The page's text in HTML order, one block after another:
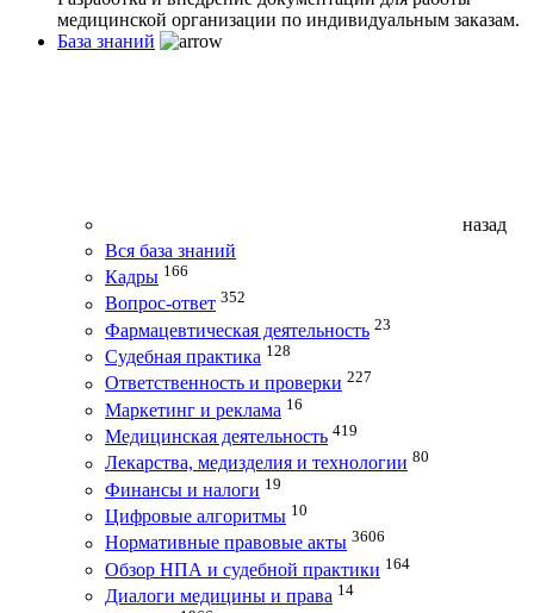
медицинской организации по индивидуальным заказам.
База знаний
назад
Вся база знаний
Кадры 166
Вопрос-ответ 352
Фармацевтическая деятельность 23
Судебная практика 128
Ответственность и проверки 227
Маркетинг и реклама 16
Медицинская деятельность 419
Лекарства, медизделия и технологии 80
Финансы и налоги 19
Цифровые алгоритмы 10
Нормативные правовые акты 3606
Обзор НПА и судебной практики 164
Диалоги медицины и права 14